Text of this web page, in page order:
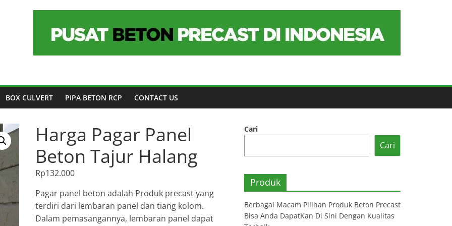
BOX CULVERT PIPA BETON RCP CONTACT US
Harga Pagar Panel
Beton Tajur Halang
Rp132.000
Pagar panel beton adalah Produk precast yang
terdiri dari lembaran panel dan tiang kolom.
Dalam pemasangannya, lembaran panel dapat
Cari
Cari
Produk
Berbagai Macam Pilihan Produk Beton Precast
Bisa Anda DapatKan Di Sini Dengan Kualitas